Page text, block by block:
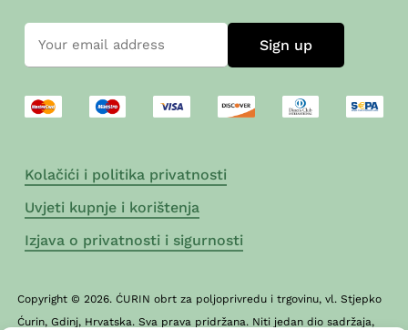
Kolačići i politika privatnosti
Uvjeti kupnje i korištenja
Izjava o privatnosti i sigurnosti
Copyright © 2026. ĆURIN obrt za poljoprivredu i trgovinu, vl. Stjepko
Ćurin, Gdinj, Hrvatska. Sva prava pridržana. Niti jedan dio sadržaja,